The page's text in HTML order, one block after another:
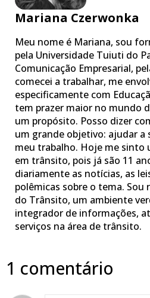
Mariana Czerwonka
Meu nome é Mariana, sou
pela Universidade Tuiuti do
Comunicação Empresarial,
comecei a trabalhar, me
especificamente com
tem prazer maior no mundo
um propósito. Posso dizer
um grande objetivo: ajudar a
meu trabalho. Hoje me sinto
em trânsito, pois já são 11
diariamente as notícias, as
polêmicas sobre o tema. Sou
do Trânsito, um ambiente
integrador de informações,
serviços na área de trânsito.
1 comentário